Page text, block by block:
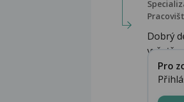
Dobrý
Pro